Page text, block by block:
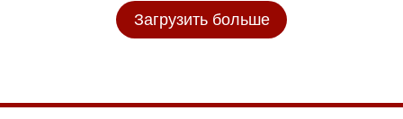
Загрузить больше